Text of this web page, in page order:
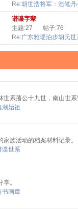
Re:胡世浩将军：浩笔丹
谱谍字辈
主题:27
帖子:76
Re:广东雅瑶泊步胡氏世
系藩公十九世，南山世
潮始祖
族活动的档案材料记录。
谍世系
。
书画章